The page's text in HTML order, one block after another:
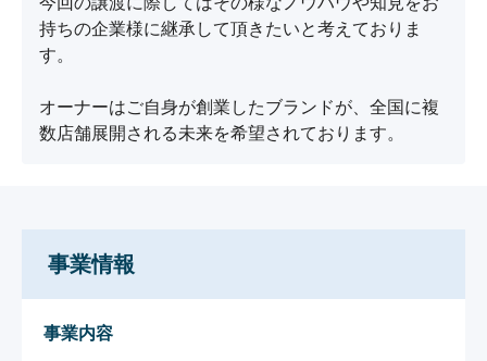
持ちの企業様に継承して頂きたいと考えておりま
す。
オーナーはご自身が創業したブランドが、全国に複
数店舗展開される未来を希望されております。
事業情報
事業内容